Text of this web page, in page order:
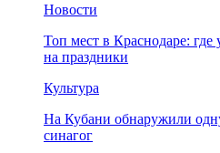
Новости
Топ мест в Краснодаре:
на праздники
Культура
На Кубани обнаружили
синагог